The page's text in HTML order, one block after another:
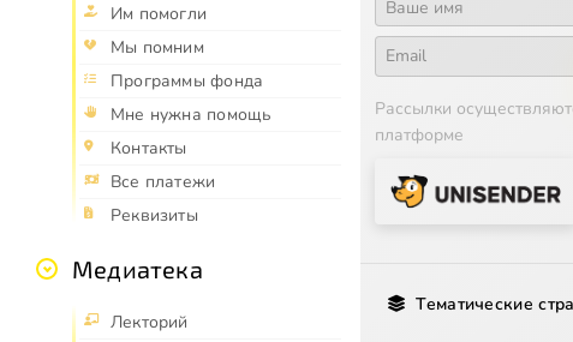
Им помогли
Мы помним
Программы фонда
Мне нужна помощь
Контакты
Все платежи
Реквизиты
Медиатека
Лекторий
Рассылки
платформе
Тематические